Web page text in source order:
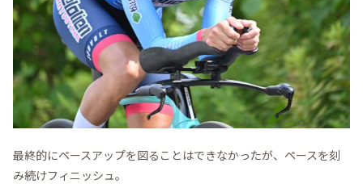
最終的にペースアップを図ることはできなかったが、ペースを刻
み続けフィニッシュ。